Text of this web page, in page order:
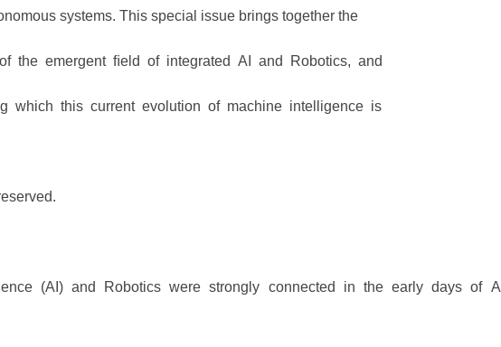
systems. This special issue brings together the
the emergent ﬁeld of integrated AI and Robotics, and
which this current evolution of machine intelligence is
(AI) and Robotics were strongly connected in the early days of A